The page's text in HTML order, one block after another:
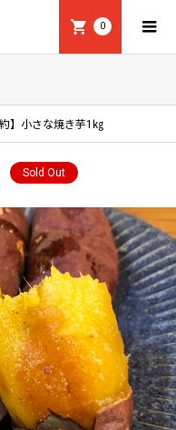
0
約】小さな焼き芋1㎏
Sold Out